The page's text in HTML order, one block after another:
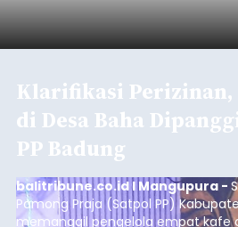
Klarifikasi Perizinan,
di Desa Baha
PP Badung
balitribune.co.id I Mangupura -
Pamong Praja (Satpol PP)
memanggil pengelola empat kafe